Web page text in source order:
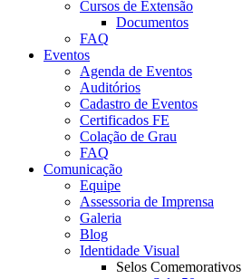
Cursos de Extensão
Documentos
FAQ
Eventos
Agenda de Eventos
Auditórios
Cadastro de Eventos
Certificados FE
Colação de Grau
FAQ
Comunicação
Equipe
Assessoria de Imprensa
Galeria
Blog
Identidade Visual
Selos Comemorativos